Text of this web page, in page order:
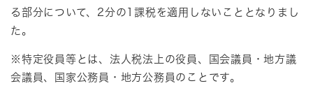
る部分について、2分の1課税を適用しないこととなりまし
た。
※特定役員等とは、法人税法上の役員、国会議員・地方議
会議員、国家公務員・地方公務員のことです。